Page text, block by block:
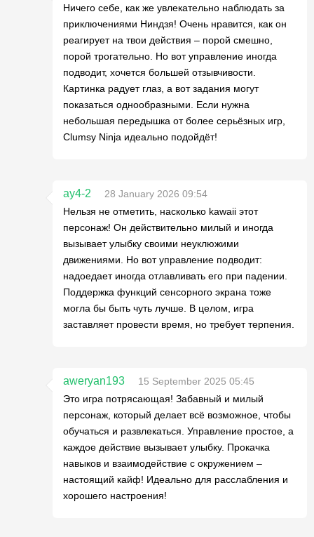
Ничего себе, как же увлекательно наблюдать за
приключениями Ниндзя! Очень нравится, как он
реагирует на твои действия – порой смешно,
порой трогательно. Но вот управление иногда
подводит, хочется большей отзывчивости.
Картинка радует глаз, а вот задания могут
показаться однообразными. Если нужна
небольшая передышка от более серьёзных игр,
Clumsy Ninja идеально подойдёт!
ay4-2
28 January 2026 09:54
Нельзя не отметить, насколько kawaii этот
персонаж! Он действительно милый и иногда
вызывает улыбку своими неуклюжими
движениями. Но вот управление подводит:
надоедает иногда отлавливать его при падении.
Поддержка функций сенсорного экрана тоже
могла бы быть чуть лучше. В целом, игра
заставляет провести время, но требует терпения.
aweryan193
15 September 2025 05:45
Это игра потрясающая! Забавный и милый
персонаж, который делает всё возможное, чтобы
обучаться и развлекаться. Управление простое, а
каждое действие вызывает улыбку. Прокачка
навыков и взаимодействие с окружением –
настоящий кайф! Идеально для расслабления и
хорошего настроения!